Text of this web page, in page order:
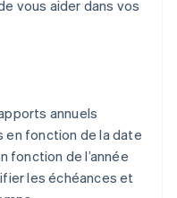
vous aider dans vos
annuels
en fonction de la date
fonction de l’année
les échéances et